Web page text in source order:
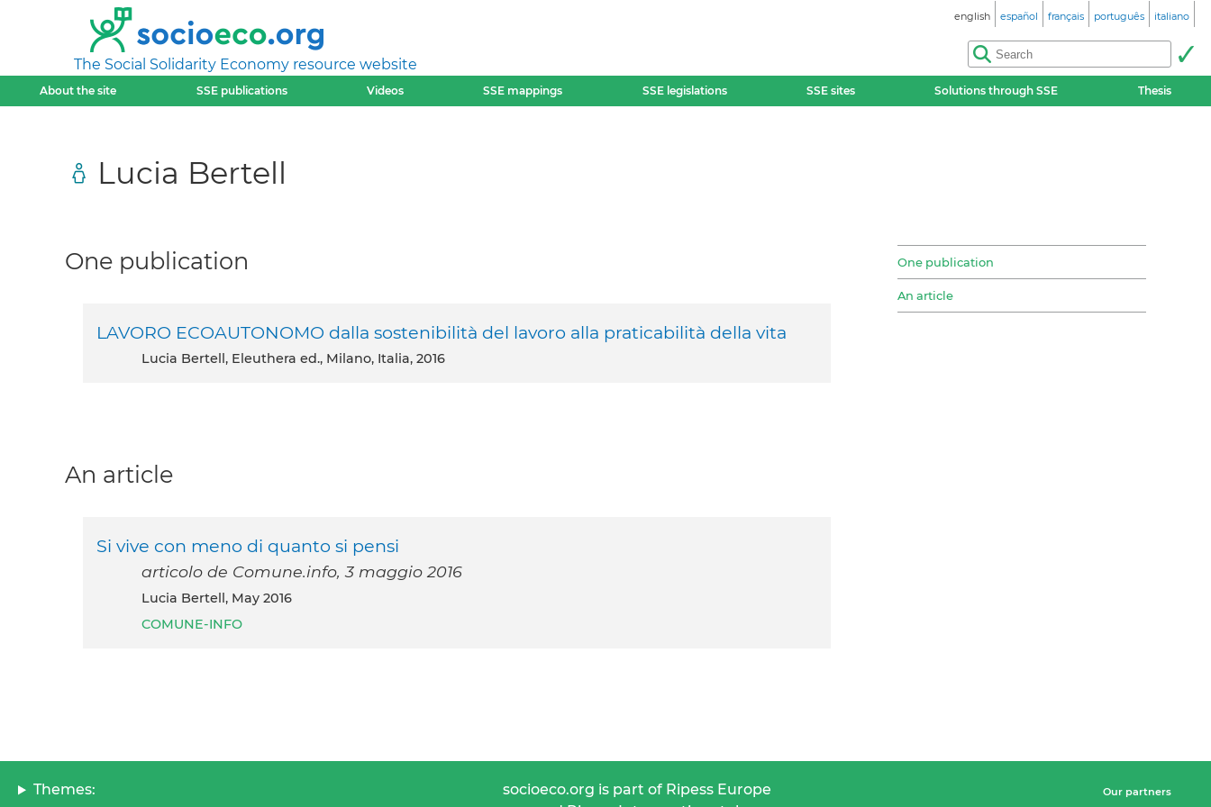
The Social Solidarity Economy resource website
english español français português italiano
About the site SSE publications Videos SSE mappings SSE legislations SSE sites Solutions through SSE Thesis
Lucia Bertell
One publication
An article
One publication
LAVORO ECOAUTONOMO dalla sostenibilità del lavoro alla praticabilità della vita
Lucia Bertell, Eleuthera ed., Milano, Italia, 2016
An article
Si vive con meno di quanto si pensi
articolo de Comune.info, 3 maggio 2016
Lucia Bertell, May 2016
COMUNE-INFO
Themes:
socioeco.org is part of Ripess Europe
Our partners